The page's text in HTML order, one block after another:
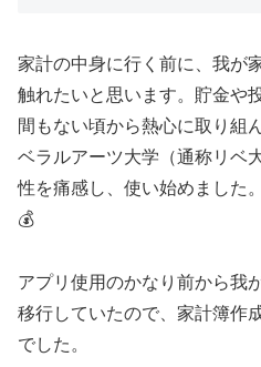
家計の中身に行く前に、我が
触れたいと思います。貯金や
間もない頃から熱心に取り組
ベラルアーツ大学（通称リベ
性を痛感し、使い始めました。
💰
アプリ使用のかなり前から我
移行していたので、家計簿作
でした。